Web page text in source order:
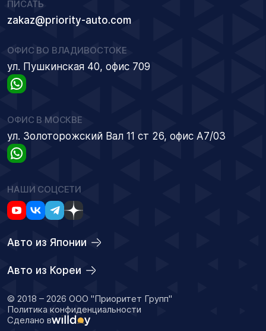
ПИСАТЬ
zakaz@priority-auto.com
ОФИС ВО ВЛАДИВОСТОКЕ
ул. Пушкинская 40, офис 709
ОФИС В МОСКВЕ
ул. Золоторожский Вал 11 ст 26, офис А7/03
НАШИ СОЦСЕТИ
Авто из Японии
Авто из Кореи
© 2018 – 2026 ООО "Приоритет Групп"
Политика конфиденциальности
Сделано в